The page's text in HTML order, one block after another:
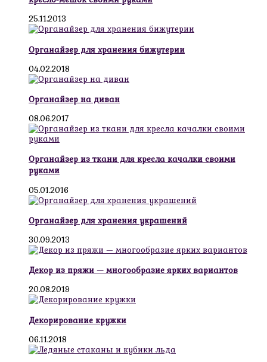
25.11.2013
Органайзер для хранения бижутерии
04.02.2018
Органайзер на диван
08.06.2017
Органайзер из ткани для кресла качалки своими
руками
05.01.2016
Органайзер для хранения украшений
30.09.2013
Декор из пряжи — многообразие ярких вариантов
20.08.2019
Декорирование кружки
06.11.2018